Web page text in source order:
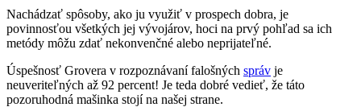
Nachádzať spôsoby, ako ju využiť v prospech dobra, je
povinnosťou všetkých jej vývojárov, hoci na prvý pohľad sa ich
metódy môžu zdať nekonvenčné alebo neprijateľné.
Úspešnosť Grovera v rozpoznávaní falošných správ je
neuveriteľných až 92 percent! Je teda dobré vedieť, že táto
pozoruhodná mašinka stojí na našej strane.